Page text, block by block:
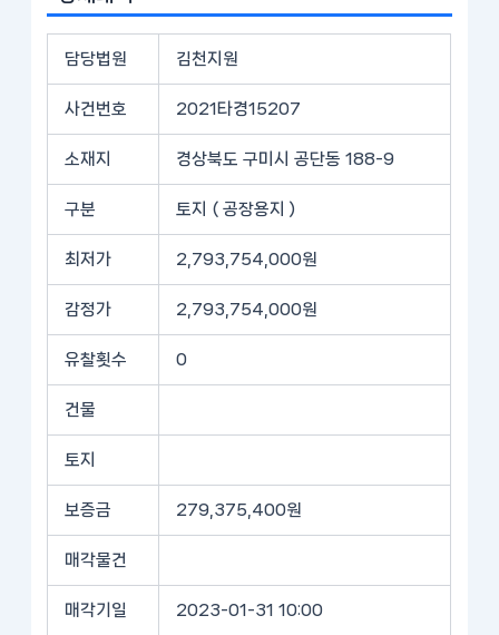
담당법원 김천지원
사건번호 2021타경15207
소재지 경상북도 구미시 공단동 188-9
구분 토지 ( 공장용지 )
최저가 2,793,754,000원
감정가 2,793,754,000원
유찰횟수 0
건물
토지
보증금 279,375,400원
매각물건
매각기일 2023-01-31 10:00